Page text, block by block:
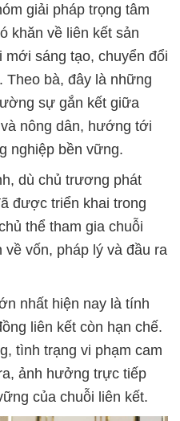
giải pháp trọng tâm
khăn về liên kết sản
mới sáng tạo, chuyển đổi
Theo bà, đây là những
sự gắn kết giữa
nông dân, hướng tới
nghiệp bền vững.
dù chủ trương phát
được triển khai trong
thể tham gia chuỗi
vốn, pháp lý và đầu ra
nhất hiện nay là tính
liên kết còn hạn chế.
tình trạng vi phạm cam
ảnh hưởng trực tiếp
của chuỗi liên kết.